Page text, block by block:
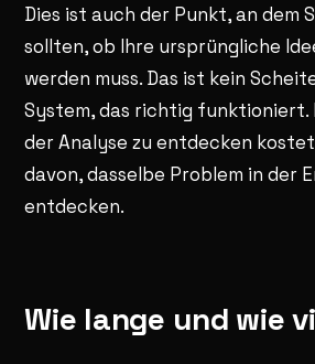
Dies ist auch der Punkt, an dem
sollten, ob Ihre ursprüngliche
werden muss. Das ist kein
System, das richtig funktioniert.
der Analyse zu entdecken
davon, dasselbe Problem in der
entdecken.
Wie lange und wie